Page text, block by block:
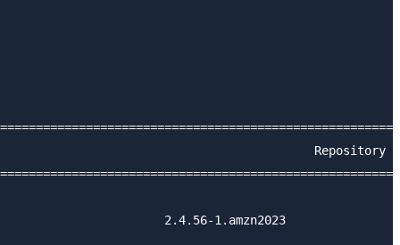
Repository
2.4.56-1.amzn2023